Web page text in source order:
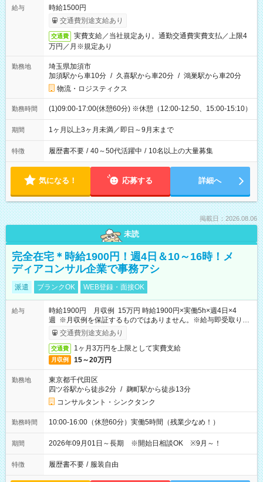
給与
時給1500円
交通費別途支給あり
交通費
実費支給／当社規定あり。通勤交通費実費支払／上限4
万円／月※規定あり
勤務地
埼玉県加須市
加須駅から車10分 / 久喜駅から車20分 / 鴻巣駅から車20分
物流・ロジスティクス
勤務時間 (1)09:00-17:00(休憩60分) ※休憩（12:00-12:50、15:00-15:10）
期間 1ヶ月以上3ヶ月未満／即日～9月末まで
特徴 履歴書不要 / 40～50代活躍中 / 10名以上の大量募集
気になる！ 応募する 詳細へ
掲載日：2026.08.06
未読
完全在宅＊時給1900円！週4日＆10～16時！メ
ディアコンサル企業で事務アシ
派遣 ブランクOK WEB登録・面接OK
給与
時給1900円 月収例 15万円 時給1900円×実働5h×週4日×4
週 ※月収例を保証するものではありません。※給与即受取りサ
ービス利用可（利用条件有）
交通費別途支給あり
交通費 1ヶ月3万円を上限として実費支給
月収例 15～20万円
勤務地
東京都千代田区
四ツ谷駅から徒歩2分 / 麹町駅から徒歩13分
コンサルタント・シンクタンク
勤務時間 10:00-16:00（休憩60分）実働5時間（残業少なめ！）
期間 2026年09月01日～長期 ※開始日相談OK ※9月～！
特徴 履歴書不要 / 服装自由